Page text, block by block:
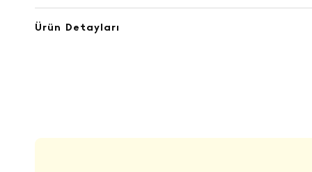
Ürün Detayları